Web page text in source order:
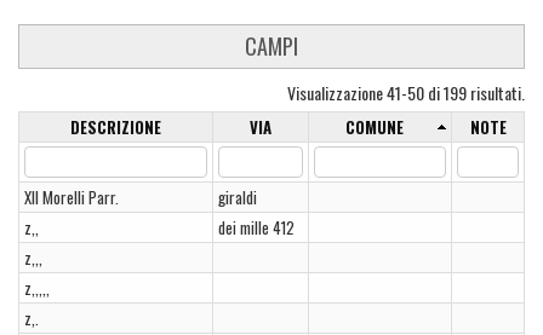
CAMPI
Visualizzazione 41-50 di 199 risultati.
DESCRIZIONE VIA COMUNE NOTE
XII Morelli Parr.
giraldi
z,,
dei mille 412
z,,,
z,,,,,
z,.